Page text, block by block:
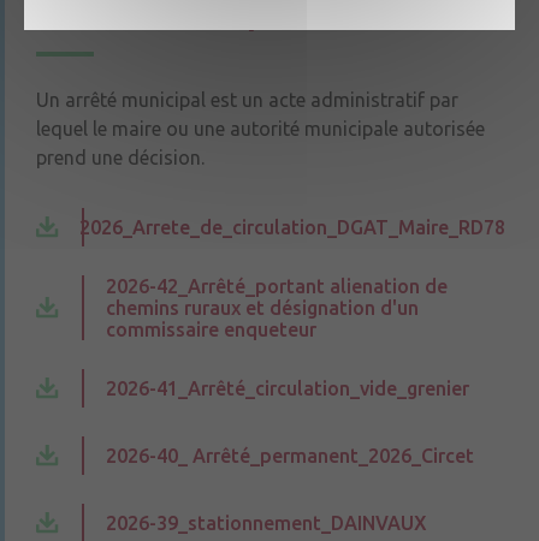
Un arrêté municipal est un acte administratif par
lequel le maire ou une autorité municipale autorisée
prend une décision.
2026_Arrete_de_circulation_DGAT_Maire_RD78
2026-42_Arrêté_portant alienation de
chemins ruraux et désignation d'un
commissaire enqueteur
2026-41_Arrêté_circulation_vide_grenier
2026-40_ Arrêté_permanent_2026_Circet
2026-39_stationnement_DAINVAUX